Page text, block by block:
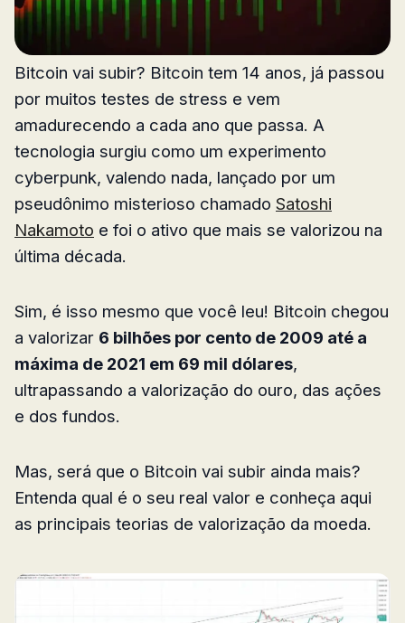
Bitcoin vai subir? Bitcoin tem 14 anos, já passou
por muitos testes de stress e vem
amadurecendo a cada ano que passa. A
tecnologia surgiu como um experimento
cyberpunk, valendo nada, lançado por um
pseudônimo misterioso chamado Satoshi
Nakamoto e foi o ativo que mais se valorizou na
última década.
Sim, é isso mesmo que você leu! Bitcoin chegou
a valorizar 6 bilhões por cento de 2009 até a
máxima de 2021 em 69 mil dólares,
ultrapassando a valorização do ouro, das ações
e dos fundos.
Mas, será que o Bitcoin vai subir ainda mais?
Entenda qual é o seu real valor e conheça aqui
as principais teorias de valorização da moeda.